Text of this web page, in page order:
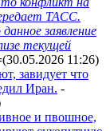
ТАСС.
заявление
текущей
(30.05.2026 11:26)
завидует что
Иран. -
и пвошное,